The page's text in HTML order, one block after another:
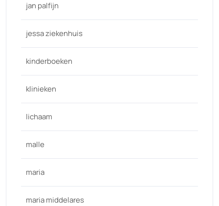
jan palfijn
jessa ziekenhuis
kinderboeken
klinieken
lichaam
malle
maria
maria middelares